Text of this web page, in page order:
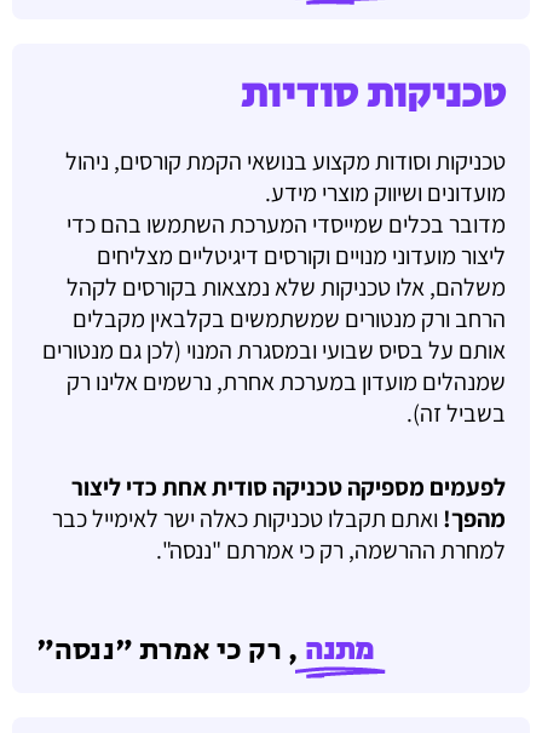
טכניקות סודיות
טכניקות וסודות מקצוע בנושאי הקמת קורסים, ניהול
מועדונים ושיווק מוצרי מידע.
מדובר בכלים שמייסדי המערכת השתמשו בהם כדי
ליצור מועדוני מנויים וקורסים דיגיטליים מצליחים
משלהם, אלו טכניקות שלא נמצאות בקורסים לקהל
הרחב ורק מנטורים שמשתמשים בקלבאין מקבלים
אותם על בסיס שבועי ובמסגרת המנוי (לכן גם מנטורים
שמנהלים מועדון במערכת אחרת, נרשמים אלינו רק
בשביל זה).
לפעמים מספיקה טכניקה סודית אחת כדי ליצור
מהפך!ואתם תקבלו טכניקות כאלה ישר לאימייל כבר
למחרת ההרשמה, רק כי אמרתם "ננסה".
מתנה , רק כי אמרת "ננסה"